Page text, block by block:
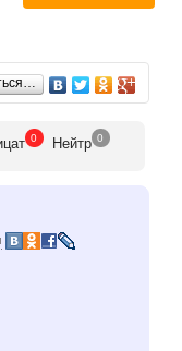
0 Нейтр 0